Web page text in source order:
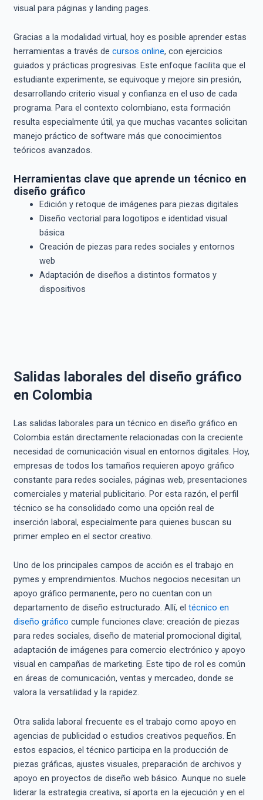
visual para páginas y landing pages.
Gracias a la modalidad virtual, hoy es posible aprender estas
herramientas a través de cursos online, con ejercicios
guiados y prácticas progresivas. Este enfoque facilita que el
estudiante experimente, se equivoque y mejore sin presión,
desarrollando criterio visual y confianza en el uso de cada
programa. Para el contexto colombiano, esta formación
resulta especialmente útil, ya que muchas vacantes solicitan
manejo práctico de software más que conocimientos
teóricos avanzados.
Herramientas clave que aprende un técnico en
diseño gráfico
Edición y retoque de imágenes para piezas digitales
Diseño vectorial para logotipos e identidad visual
básica
Creación de piezas para redes sociales y entornos
web
Adaptación de diseños a distintos formatos y
dispositivos
Salidas laborales del diseño gráfico
en Colombia
Las salidas laborales para un técnico en diseño gráfico en
Colombia están directamente relacionadas con la creciente
necesidad de comunicación visual en entornos digitales. Hoy,
empresas de todos los tamaños requieren apoyo gráfico
constante para redes sociales, páginas web, presentaciones
comerciales y material publicitario. Por esta razón, el perfil
técnico se ha consolidado como una opción real de
inserción laboral, especialmente para quienes buscan su
primer empleo en el sector creativo.
Uno de los principales campos de acción es el trabajo en
pymes y emprendimientos. Muchos negocios necesitan un
apoyo gráfico permanente, pero no cuentan con un
departamento de diseño estructurado. Allí, el técnico en
diseño gráfico cumple funciones clave: creación de piezas
para redes sociales, diseño de material promocional digital,
adaptación de imágenes para comercio electrónico y apoyo
visual en campañas de marketing. Este tipo de rol es común
en áreas de comunicación, ventas y mercadeo, donde se
valora la versatilidad y la rapidez.
Otra salida laboral frecuente es el trabajo como apoyo en
agencias de publicidad o estudios creativos pequeños. En
estos espacios, el técnico participa en la producción de
piezas gráficas, ajustes visuales, preparación de archivos y
apoyo en proyectos de diseño web básico. Aunque no suele
liderar la estrategia creativa, sí aporta en la ejecución y en el